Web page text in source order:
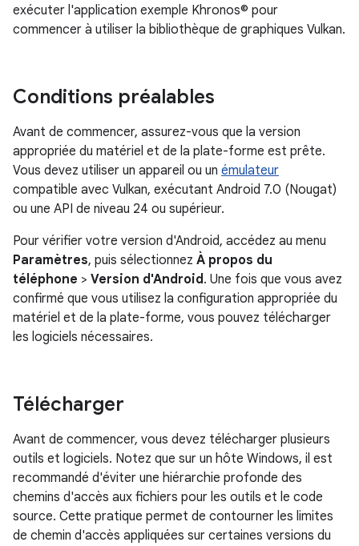
exécuter l'application exemple Khronos© pour
commencer à utiliser la bibliothèque de graphiques Vulkan.
Conditions préalables
Avant de commencer, assurez-vous que la version
appropriée du matériel et de la plate-forme est prête.
Vous devez utiliser un appareil ou un émulateur
compatible avec Vulkan, exécutant Android 7.0 (Nougat)
ou une API de niveau 24 ou supérieur.
Pour vérifier votre version d'Android, accédez au menu
Paramètres, puis sélectionnez À propos du
téléphone > Version d'Android. Une fois que vous avez
confirmé que vous utilisez la configuration appropriée du
matériel et de la plate-forme, vous pouvez télécharger
les logiciels nécessaires.
Télécharger
Avant de commencer, vous devez télécharger plusieurs
outils et logiciels. Notez que sur un hôte Windows, il est
recommandé d'éviter une hiérarchie profonde des
chemins d'accès aux fichiers pour les outils et le code
source. Cette pratique permet de contourner les limites
de chemin d'accès appliquées sur certaines versions du